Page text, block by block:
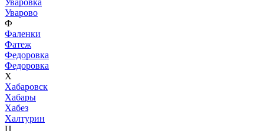
Уварово
Ф
Фаленки
Фатеж
Федоровка
Федоровка
Х
Хабаровск
Хабары
Хабез
Халтурин
Ц